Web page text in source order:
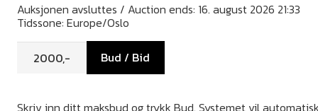
Auksjonen avsluttes / Auction ends: 16. august 2026 21:33
Tidssone: Europe/Oslo
Bud / Bid